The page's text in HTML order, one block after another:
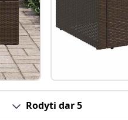
Rodyti dar 5